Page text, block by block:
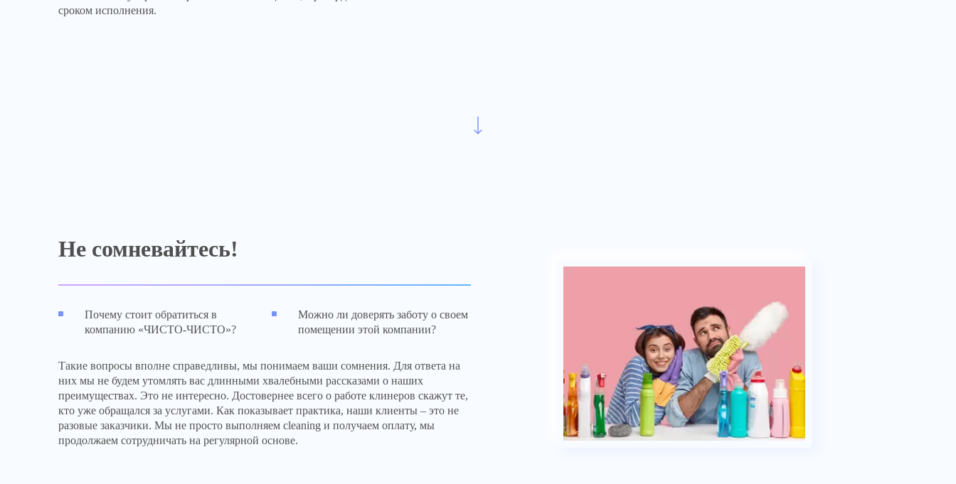
сроком исполнения.
Не сомневайтесь!
Почему стоит обратиться в
компанию «ЧИСТО-ЧИСТО»?
Можно ли доверять заботу о своем
помещении этой компании?
Такие вопросы вполне справедливы, мы понимаем ваши сомнения. Для ответа на
них мы не будем утомлять вас длинными хвалебными рассказами о наших
преимуществах. Это не интересно. Достовернее всего о работе клинеров скажут те,
кто уже обращался за услугами. Как показывает практика, наши клиенты – это не
разовые заказчики. Мы не просто выполняем cleaning и получаем оплату, мы
продолжаем сотрудничать на регулярной основе.